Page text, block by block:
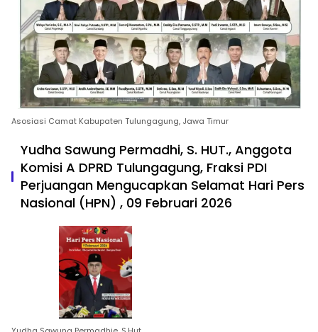
Asosiasi Camat Kabupaten Tulungagung, Jawa Timur
Yudha Sawung Permadhi, S. HUT., Anggota
Komisi A DPRD Tulungagung, Fraksi PDI
Perjuangan Mengucapkan Selamat Hari Pers
Nasional (HPN) , 09 Februari 2026